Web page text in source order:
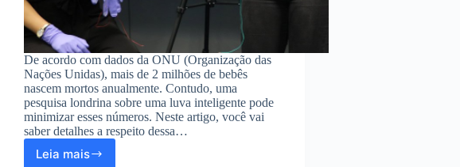
De acordo com dados da ONU (Organização das
Nações Unidas), mais de 2 milhões de bebês
nascem mortos anualmente. Contudo, uma
pesquisa londrina sobre uma luva inteligente pode
minimizar esses números. Neste artigo, você vai
saber detalhes a respeito dessa…
Leia mais
Luva